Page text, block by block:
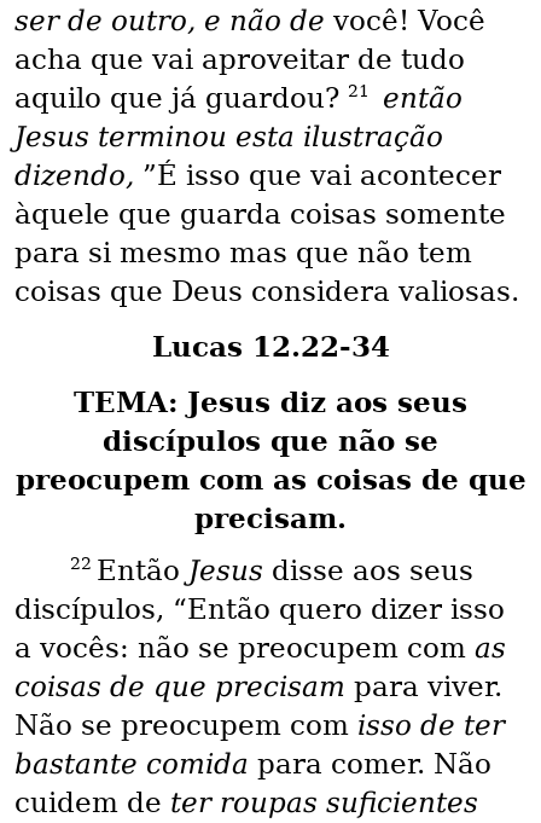
ser de outro, e não de você! Você
acha que vai aproveitar de tudo
aquilo que já guardou? 21
então
Jesus terminou esta ilustração
dizendo, ”É isso que vai acontecer
àquele que guarda coisas somente
para si mesmo mas que não tem
coisas que Deus considera valiosas.
Lucas 12.22-34
TEMA: Jesus diz aos seus
discípulos que não se
preocupem com as coisas de que
precisam.
22 Então Jesus disse aos seus
discípulos, “Então quero dizer isso
a vocês: não se preocupem com as
coisas de que precisam para viver.
Não se preocupem com isso de ter
bastante comida para comer. Não
cuidem de ter roupas suficientes